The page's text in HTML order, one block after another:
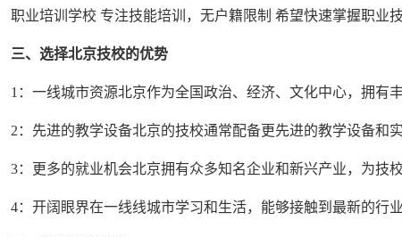
职业培训学校 专注技能培训，无户籍限制 希望快速掌握职业
三、选择北京技校的优势
1：一线城市资源北京作为全国政治、经济、文化中心，拥有
2：先进的教学设备北京的技校通常配备更先进的教学设备和
3：更多的就业机会北京拥有众多知名企业和新兴产业，为技
4：开阔眼界在一线线城市学习和生活，能够接触到最新的行